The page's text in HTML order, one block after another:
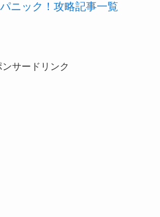
ニック！攻略記事一覧
ンサードリンク